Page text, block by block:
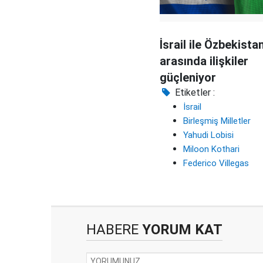
İsrail ile
arasında ilişkiler
güçleniyor
Etiketler :
İsrail
Birleşmiş Milletler
Yahudi Lobisi
Miloon Kothari
Federico Villegas
HABERE YORUM KAT